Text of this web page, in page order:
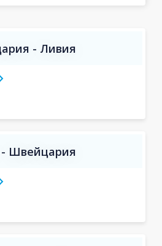
- Ливия
Швейцария